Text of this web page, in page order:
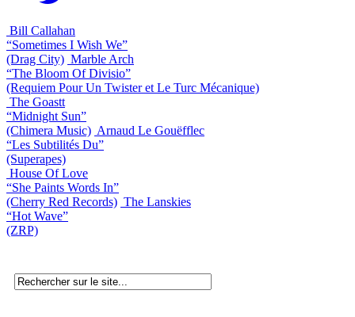
Bill Callahan
“Sometimes I Wish We”
(Drag City) Marble Arch
“The Bloom Of Divisio”
(Requiem Pour Un Twister et Le Turc Mécanique)
The Goastt
“Midnight Sun”
(Chimera Music) Arnaud Le Gouëfflec
“Les Subtilités Du”
(Superapes)
House Of Love
“She Paints Words In”
(Cherry Red Records) The Lanskies
“Hot Wave”
(ZRP)